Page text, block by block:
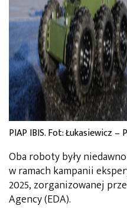
PIAP IBIS. Fot: Łukasiewicz –
Oba roboty były
w ramach kampanii
2025, zorganizowanej
Agency (EDA).